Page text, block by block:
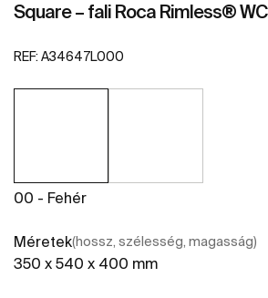
Square – fali Roca Rimless® WC
REF: A34647L000
00 - Fehér
Méretek(hossz, szélesség, magasság)
350 x 540 x 400 mm